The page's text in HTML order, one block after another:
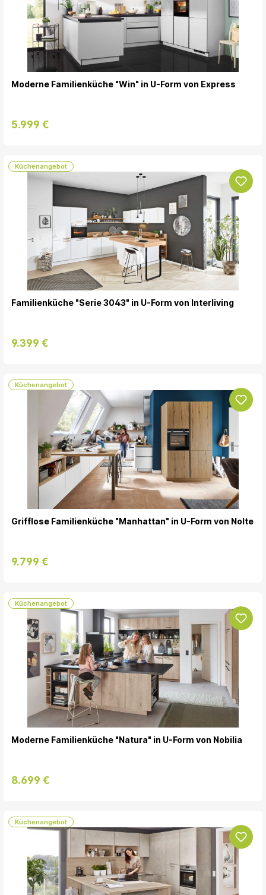
Moderne Familienküche "Win" in U-Form von Express
5.999 €
Küchenangebot
Familienküche "Serie 3043" in U-Form von Interliving
9.399 €
Küchenangebot
Grifflose Familienküche "Manhattan" in U-Form von Nolte
9.799 €
Küchenangebot
Moderne Familienküche "Natura" in U-Form von Nobilia
8.699 €
Küchenangebot